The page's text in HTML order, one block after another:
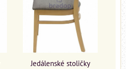
Jedálenské stoličky